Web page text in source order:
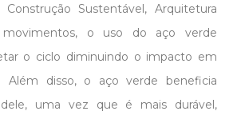
Sustentável, Arquitetura
o uso do aço verde
o ciclo diminuindo o impacto em
Além disso, o aço verde beneficia
uma vez que é mais durável,